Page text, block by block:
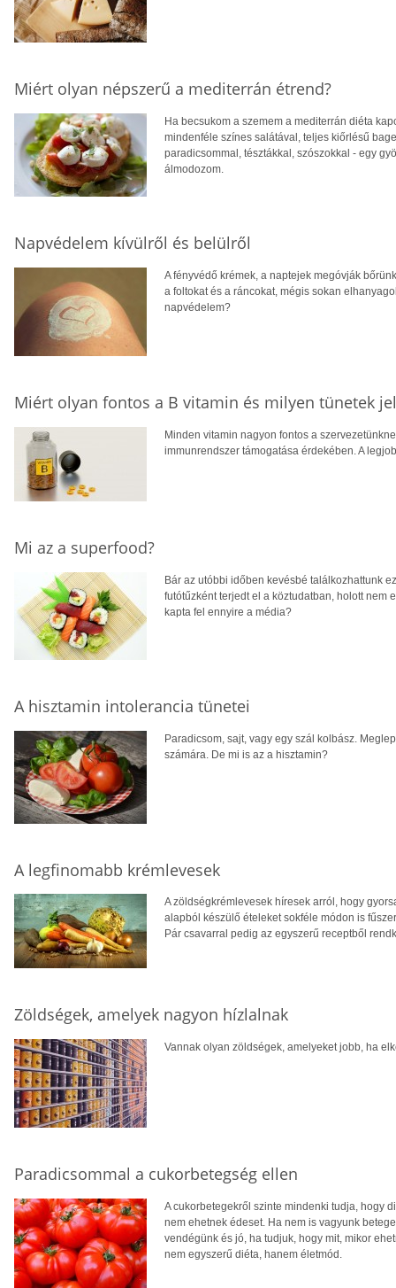
Miért olyan népszerű a mediterrán étrend?
Ha becsukom a szemem a mediterrán diéta
mindenféle színes salátával, teljes kiőrlésű
paradicsommal, tésztákkal, szószokkal - egy
álmodozom.
Napvédelem kívülről és belülről
A fényvédő krémek, a naptejek megóvják
a foltokat és a ráncokat, mégis sokan
napvédelem?
Miért olyan fontos a B vitamin és milyen tünetek
Minden vitamin nagyon fontos a
immunrendszer támogatása érdekében. A
Mi az a superfood?
Bár az utóbbi időben kevésbé találkozhattunk
futótűzként terjedt el a köztudatban, holott nem
kapta fel ennyire a média?
A hisztamin intolerancia tünetei
Paradicsom, sajt, vagy egy szál kolbász.
számára. De mi is az a hisztamin?
A legfinomabb krémlevesek
A zöldségkrémlevesek híresek arról, hogy
alapból készülő ételeket sokféle módon is
Pár csavarral pedig az egyszerű receptből
Zöldségek, amelyek nagyon hízlalnak
Vannak olyan zöldségek, amelyeket jobb, ha
Paradicsommal a cukorbetegség ellen
A cukorbetegekről szinte mindenki tudja, hogy
nem ehetnek édeset. Ha nem is vagyunk
vendégünk és jó, ha tudjuk, hogy mit, mikor
nem egyszerű diéta, hanem életmód.